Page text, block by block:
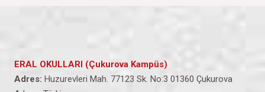
ERAL OKULLARI (Çukurova Kampüs)
Adres: Huzurevleri Mah. 77123 Sk. No:3 01360 Çukurova